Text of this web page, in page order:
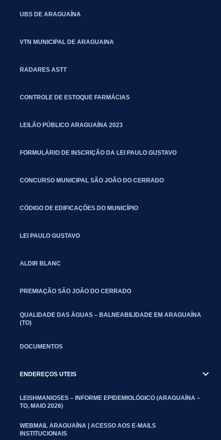
UBS DE ARAGUAÍNA
VTN MUNICIPAL DE ARAGUAINA
RADARES ASTT
CONTROLE DE ESTOQUE FARMÁCIAS
LEILÃO PÚBLICO ARAGUAÍNA 2023
FORMULÁRIO DE INSCRIÇÃO DA LEI PAULO GUSTAVO
CONCURSO MUNICIPAL SÃO JOÃO DO CERRADO
CÓDIGO DE EDIFICAÇÕES DO MUNICÍPIO
LEI PAULO GUSTAVO
ALDIR BLANC
PREMIAÇÃO SÃO JOÃO DO CERRADO
QUALIDADE DAS ÁGUAS – BALNEABILIDADE EM ARAGUAÍNA
(TO)
DOCUMENTOS
ENDEREÇOS UTEIS
LEISHMANIOSES – INFORME EPIDEMIOLÓGICO (ARAGUAÍNA –
TO, MAIO 2026)
WEBMAIL ARAGUAÍNA | ACESSO AOS E-MAILS
INSTITUCIONAIS